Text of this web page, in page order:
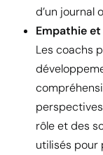
d’un journal
Empathie
Les coachs
rôle et des
utilisés pour